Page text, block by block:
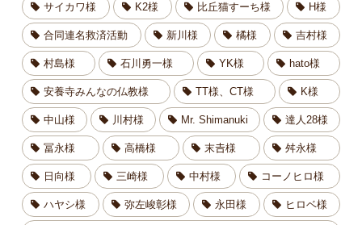
サイカワ様 K2様 比丘猫すーち様 H様
合同連名救済活動 新川様 橘様 吉村様
村島様 石川勇一様 YK様 hato様
安養寺みんなの仏教様 TT様、CT様 K様
中山様 川村様 Mr. Shimanuki 達人28様
冨永様 高橋様 末𠮷様 舛永様
日向様 三崎様 中村様 コーノヒロ様
ハヤシ様 弥左峻彰様 永田様 ヒロベ様